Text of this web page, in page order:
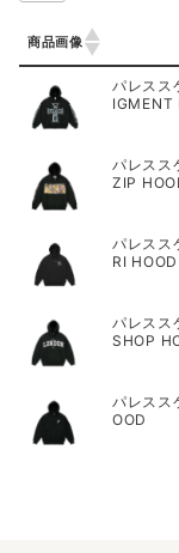
商品画像
パレスス
IGMENT
パレスス
ZIP
パレスス
RI HOOD
パレスス
SHOP
パレスス
OOD